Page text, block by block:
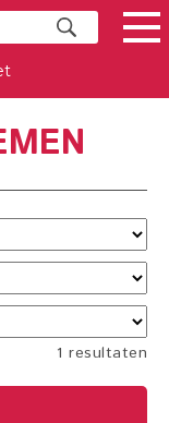
1 resultaten